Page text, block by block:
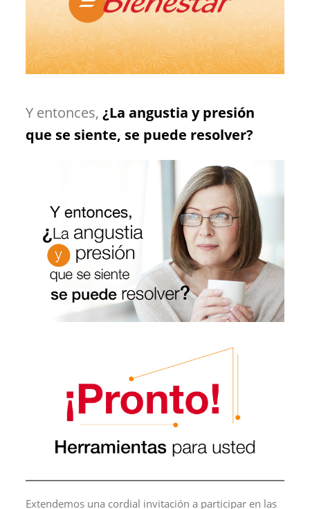
Y entonces,¿La angustia y presión
que se siente, se puede resolver?
Extendemos una cordial invitación a participar en las